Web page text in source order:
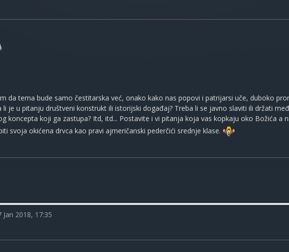
da tema bude samo čestitarska već, onako kako nas popovi i patrijarsi uče, duboko
li je u pitanju društveni konstrukt ili istorijski događaj? Treba li se javno slaviti ili držati
koncepta koji ga zastupa? Itd, itd... Postavite i vi pitanja koja vas kopkaju oko Božića a
svoja okićena drvca kao pravi ajmeričanski pederčići srednje klase.
Jan 2018, 17:35